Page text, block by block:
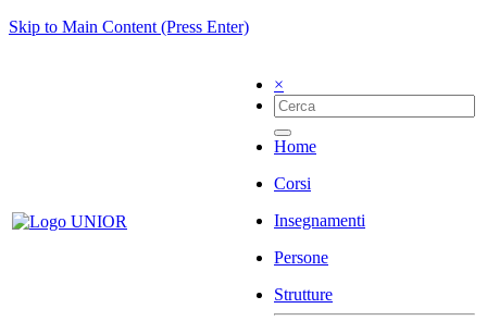
Skip to Main Content (Press Enter)
×
Home
Corsi
Insegnamenti
Persone
Strutture